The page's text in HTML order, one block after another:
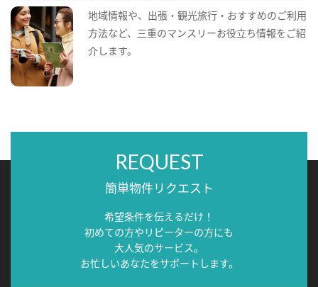
地域情報や、出張・観光旅行・おすすめのご利用
方法など、三重のマンスリーお役立ち情報をご紹
介します。
REQUEST
簡単物件リクエスト
希望条件を伝えるだけ！
初めての方やリピーターの方にも
大人気のサービス。
お忙しいあなたをサポートします。